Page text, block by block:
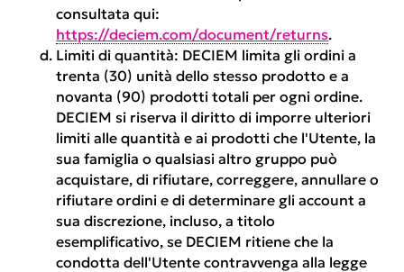
consultata qui:
https://deciem.com/document/returns.
Limiti di quantità: DECIEM limita gli ordini a
trenta (30) unità dello stesso prodotto e a
novanta (90) prodotti totali per ogni ordine.
DECIEM si riserva il diritto di imporre ulteriori
limiti alle quantità e ai prodotti che l'Utente, la
sua famiglia o qualsiasi altro gruppo può
acquistare, di rifiutare, correggere, annullare o
rifiutare ordini e di determinare gli account a
sua discrezione, incluso, a titolo
esemplificativo, se DECIEM ritiene che la
condotta dell'Utente contravvenga alla legge